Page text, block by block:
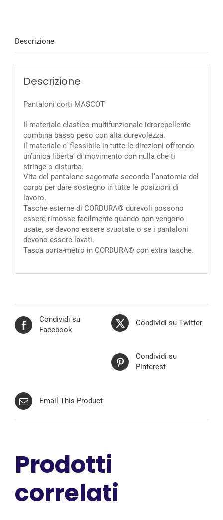
Descrizione
Descrizione
Pantaloni corti MASCOT
Il materiale elastico multifunzionale idrorepellente
combina basso peso con alta durevolezza.
Il materiale e’ flessibile in tutte le direzioni offrendo
un’unica liberta’ di movimento con nulla che ti
stringe o disturba.
Vita del pantalone sagomata secondo l’anatomia del
corpo per dare sostegno in tutte le posizioni di
lavoro.
Tasche esterne di CORDURA® durevoli possono
essere rimosse facilmente quando non vengono
usate, se devono essere svuotate o se i pantaloni
devono essere lavati.
Tasca porta-metro in CORDURA® con extra tasche.
Condividi su
Facebook
Condividi su Twitter
Condividi su
Pinterest
Email This Product
Prodotti
correlati